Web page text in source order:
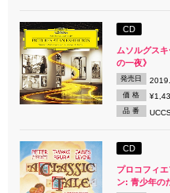
CD
ムソルグス
の一夜》
発売日
価 格
品 番
CD
プロコフィ
ン: 青少年の